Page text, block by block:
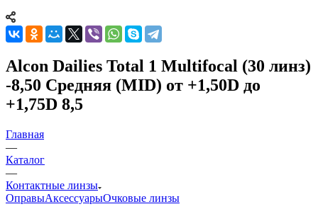
Alcon Dailies Total 1 Multifocal (30 линз)
-8,50 Средняя (MID) от +1,50D до
+1,75D 8,5
Главная
—
Каталог
—
Контактные линзы
ОправыАксессуарыОчковые линзы